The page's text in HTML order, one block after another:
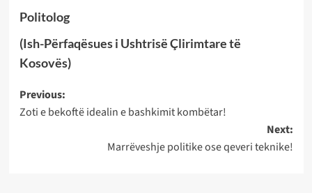
Politolog
(Ish-Përfaqësues i Ushtrisë Çlirimtare të
Kosovës)
Post
navigation
Previous:
Zoti e bekoftë idealin e bashkimit kombëtar!
Next:
Marrëveshje politike ose qeveri teknike!